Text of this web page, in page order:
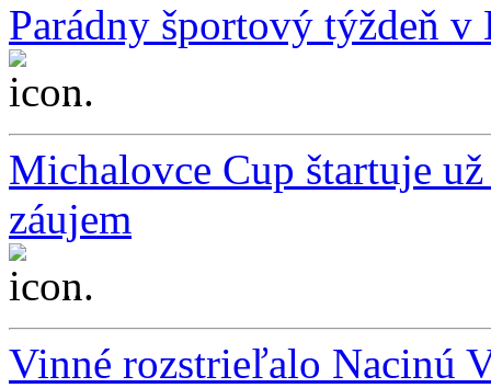
Parádny športový týždeň v
...
Michalovce Cup štartuje
záujem
...
Vinné rozstrieľalo Nacinú